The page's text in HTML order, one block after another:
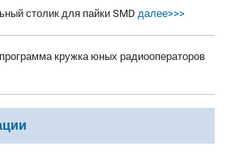
столик для пайки SMD далее>>>
кружка юных радиооператоров